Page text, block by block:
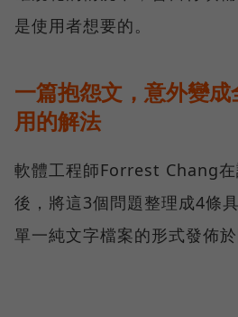
是使用者想要的。
一篇抱怨文，意外變
用的解法
軟體工程師Forrest Chang
後，將這3個問題整理成4條
單一純文字檔案的形式發佈